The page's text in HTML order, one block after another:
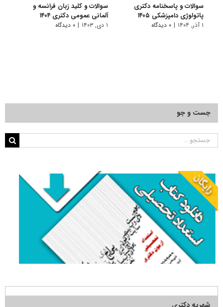
سوالات و پاسخنامه دکتری
پاتولوژی دامپزشکی ۱۴۰۵
۱ آذر, ۱۴۰۴ | ۰ دیدگاه
سوالات و کلید زبان فرانسه و
آلمانی عمومی دکتری ۱۴۰۴
۱ دی, ۱۴۰۳ | ۰ دیدگاه
جست و جو
جستجو